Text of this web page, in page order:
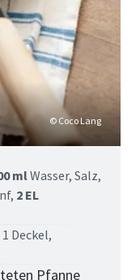
© Coco Lang
mlWasser, Salz,
2 EL
Deckel,
Pfanne